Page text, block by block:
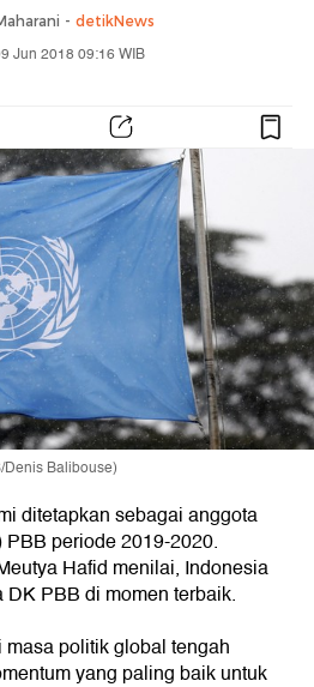
- detikNews
Jun 2018 09:16 WIB
Denis Balibouse)
ditetapkan sebagai anggota
periode 2019-2020.
Hafid menilai, Indonesia
PBB di momen terbaik.
politik global tengah
yang paling baik untuk